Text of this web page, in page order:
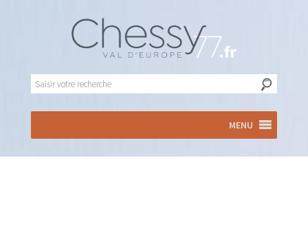
MENU